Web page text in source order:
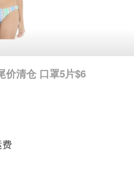
清仓 口罩5片$6